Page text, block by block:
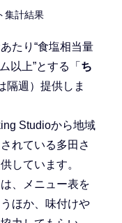
集計結果
たり“食塩相当量
以上”とする「 ち
隔週）提供しま
Studioから地域
れている多田さ
しています。
、メニュー表を
ほか、味付けや